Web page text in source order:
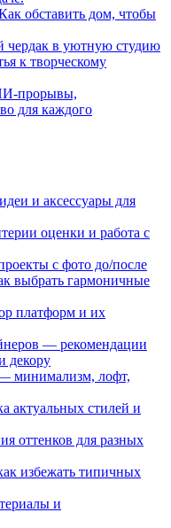
обставить дом, чтобы
чердак в уютную студию
к творческому
прорывы,
для каждого
и аксессуары для
оценки и работа с
с фото до/после
выбрать гармоничные
платформ и их
— рекомендации
декору
минимализм, лофт,
актуальных стилей и
оттенков для разных
избежать типичных
и